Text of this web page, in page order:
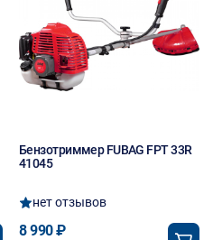
Бензотриммер FUBAG FPT 33R
41045
нет отзывов
8 990 ₽